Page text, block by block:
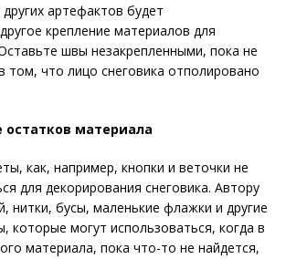
артефактов будет
крепление материалов для
швы незакрепленными, пока не
том, что лицо снеговика отполировано
остатков материала
как, например, кнопки и веточки не
для декорирования снеговика. Автору
нитки, бусы, маленькие флажки и другие
которые могут использоваться, когда в
материала, пока что-то не найдется,